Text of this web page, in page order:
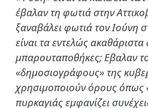
έβαλαν τη φωτιά στην
ξαναβάλει φωτιά τον Ιούνη
είναι τα εντελώς
μπαρουταποθήκες; Εβαλαν
«δημοσιογράφους» της
χρησιμοποιούν όρους όπως
πυρκαγιάς εμφανίζει